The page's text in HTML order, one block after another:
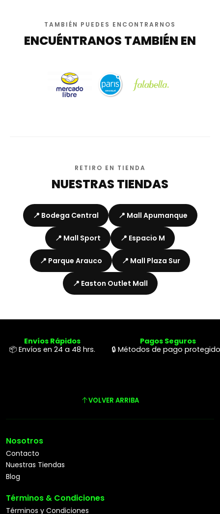
TAMBIÉN PUEDES ENCONTRARNOS
ENCUÉNTRANOS TAMBIÉN EN
RETIRO EN TIENDA
NUESTRAS TIENDAS
📍 Bodega Central 📍 Mall Apumanque
📍 Mall Sport 📍 Espacio M
📍 Parque Arauco 📍 Mall Plaza Sur
📍 Easton Outlet Mall
Envíos Rápidos
📦 Envíos en 24 a 48 hrs.
Pagos Seguros
🔒 Métodos de pago
VOLVER ARRIBA
Nosotros
Contacto
Nuestras Tiendas
Blog
Términos & Condiciones
Términos y Condiciones